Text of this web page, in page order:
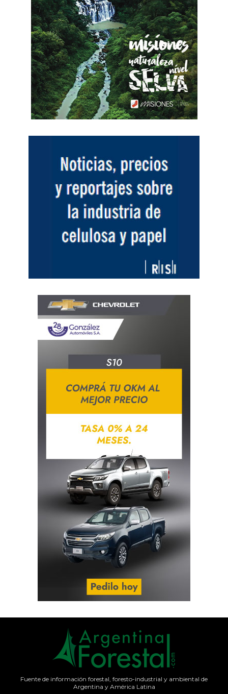
Fuente de información forestal, foresto-industrial y ambiental de
Argentina y América Latina